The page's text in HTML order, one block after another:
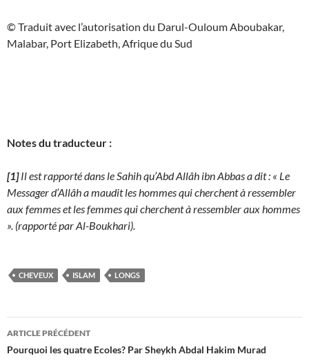
© Traduit avec l’autorisation du Darul-Ouloum Aboubakar,
Malabar, Port Elizabeth, Afrique du Sud
Notes du traducteur :
[1]Il est rapporté dans le Sahih qu’Abd Allâh ibn Abbas a dit : « Le
Messager d’Allâh a maudit les hommes qui cherchent à ressembler
aux femmes et les femmes qui cherchent à ressembler aux hommes
». (rapporté par Al-Boukhari).
CHEVEUX ISLAM LONGS
Navigation
des
ARTICLE PRÉCÉDENT
Pourquoi les quatre Ecoles? Par Sheykh Abdal Hakim Murad